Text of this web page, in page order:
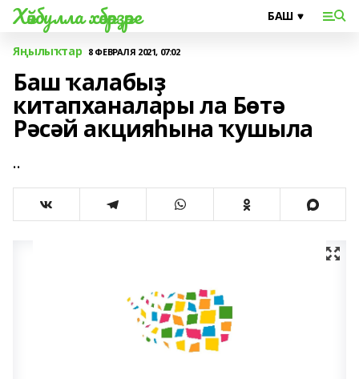
Хәйбулла хәбәрҙәре
Яңылыҡтар 8 ФЕВРАЛЯ 2021, 07:02
Баш ҡалабыҙ
китапханалары ла Бөтә
Рәсәй акцияһына ҡушыла
..